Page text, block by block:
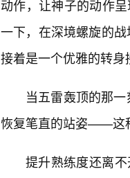
动作，让神子的动作
一下，在深境螺旋的
接着是一个优雅的转身
当五雷轰顶的那
恢复笔直的站姿——这
提升熟练度还离